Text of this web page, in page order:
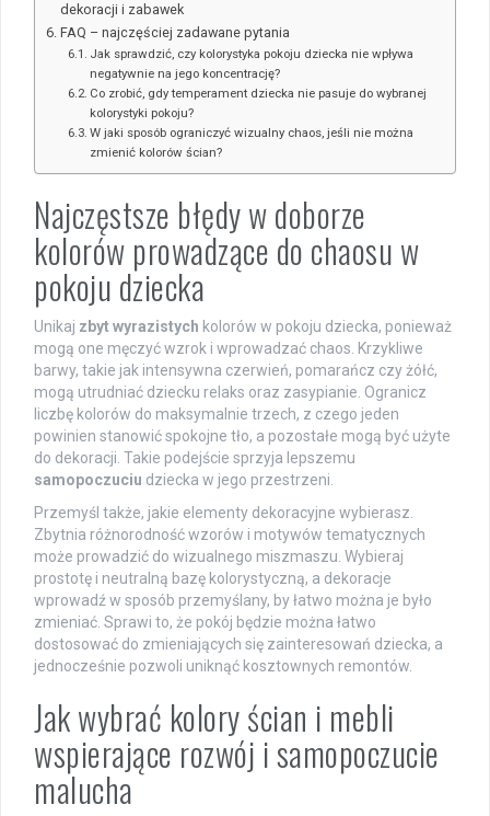
dekoracji i zabawek
FAQ – najczęściej zadawane pytania
Jak sprawdzić, czy kolorystyka pokoju dziecka nie wpływa
negatywnie na jego koncentrację?
Co zrobić, gdy temperament dziecka nie pasuje do wybranej
kolorystyki pokoju?
W jaki sposób ograniczyć wizualny chaos, jeśli nie można
zmienić kolorów ścian?
Najczęstsze błędy w doborze
kolorów prowadzące do chaosu w
pokoju dziecka
Unikaj zbyt wyrazistych kolorów w pokoju dziecka, ponieważ
mogą one męczyć wzrok i wprowadzać chaos. Krzykliwe
barwy, takie jak intensywna czerwień, pomarańcz czy żółć,
mogą utrudniać dziecku relaks oraz zasypianie. Ogranicz
liczbę kolorów do maksymalnie trzech, z czego jeden
powinien stanowić spokojne tło, a pozostałe mogą być użyte
do dekoracji. Takie podejście sprzyja lepszemu
samopoczuciu dziecka w jego przestrzeni.
Przemyśl także, jakie elementy dekoracyjne wybierasz.
Zbytnia różnorodność wzorów i motywów tematycznych
może prowadzić do wizualnego miszmaszu. Wybieraj
prostotę i neutralną bazę kolorystyczną, a dekoracje
wprowadź w sposób przemyślany, by łatwo można je było
zmieniać. Sprawi to, że pokój będzie można łatwo
dostosować do zmieniających się zainteresowań dziecka, a
jednocześnie pozwoli uniknąć kosztownych remontów.
Jak wybrać kolory ścian i mebli
wspierające rozwój i samopoczucie
malucha